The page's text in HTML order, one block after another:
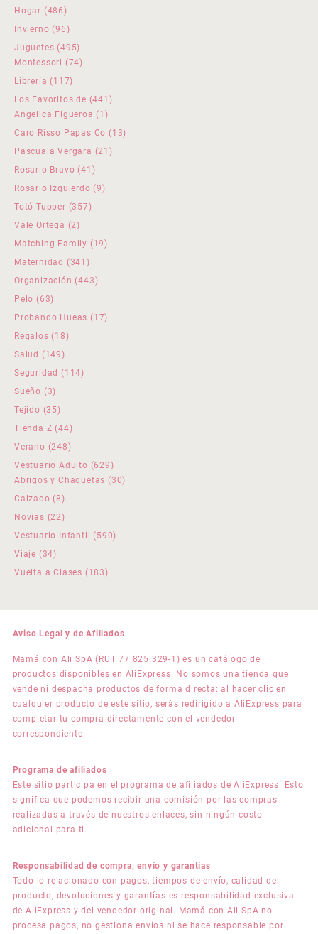
Hogar 486486
productos
Invierno 9696
productos
Juguetes 495495
productos
Montessori 7474
Librería 117117
productos
Los Favoritos de 441 441
Angelica Figueroa 1 1
producto
Caro Risso Papas Co 1313
Pascuala Vergara 21 21
Rosario Bravo 41 41
productos
Rosario Izquierdo 99
Totó Tupper 357357
Vale Ortega 22
productos
Matching Family 1919
Maternidad 341 341
productos
Organización 443443
Pelo 6363
productos
Probando Hueas 1717
Regalos 1818
Salud 149149
productos
Seguridad 114114
Sueño 33
productos
Tejido 3535
productos
Tienda Z 4444
productos
Verano 248248
productos
Vestuario Adulto 629629
productos
Abrigos y Chaquetas 3030
Calzado 88
productos
Novias 2222
productos
Vestuario Infantil 590590
Viaje 3434
productos
Vuelta a Clases 183183
Aviso Legal y de Afiliados
Mamá con Ali SpA (RUT 77.825.329-1) es un catálogo de
productos disponibles en AliExpress. No somos una tienda que
vende ni despacha productos de forma directa: al hacer clic en
cualquier producto de este sitio, serás redirigido a AliExpress para
completar tu compra directamente con el vendedor
correspondiente.
Programa de afiliados
Este sitio participa en el programa de afiliados de AliExpress. Esto
significa que podemos recibir una comisión por las compras
realizadas a través de nuestros enlaces, sin ningún costo
adicional para ti.
Responsabilidad de compra, envío y garantías
Todo lo relacionado con pagos, tiempos de envío, calidad del
producto, devoluciones y garantías es responsabilidad exclusiva
de AliExpress y del vendedor original. Mamá con Ali SpA no
procesa pagos, no gestiona envíos ni se hace responsable por